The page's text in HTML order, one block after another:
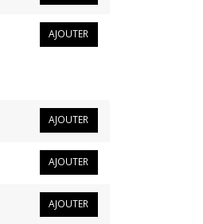
AJOUTER
AJOUTER
AJOUTER
AJOUTER